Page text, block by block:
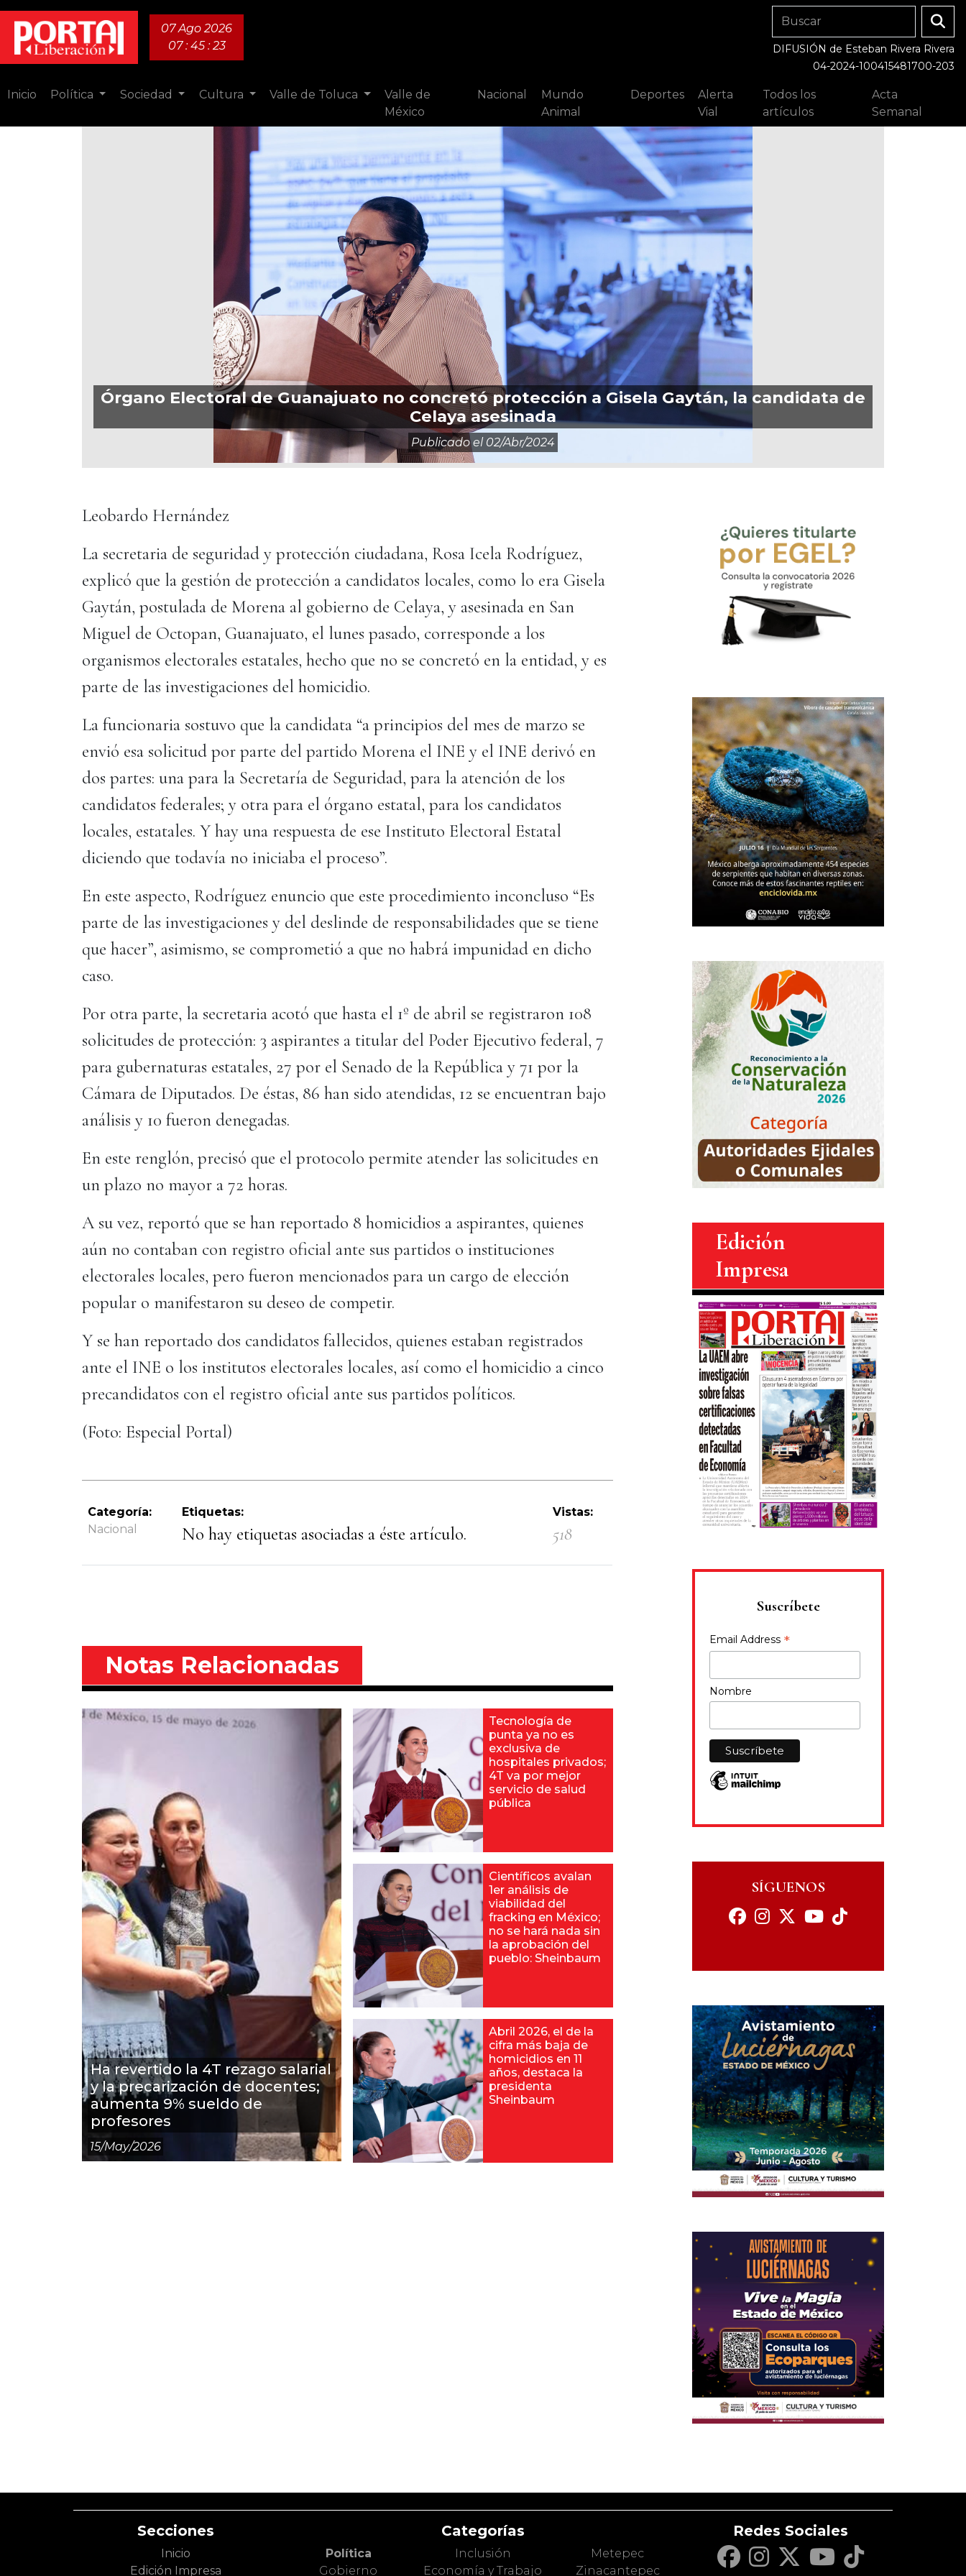
07 Ago 2026
07 : 45 : 24
DIFUSIÓN de Esteban Rivera Rivera
04-2024-100415481700-203
Inicio Política Sociedad Cultura Valle de Toluca
Valle de
México
Nacional
Mundo
Animal
Deportes
Alerta
Vial
Todos los
artículos
Acta
Semanal
Órgano Electoral de Guanajuato no concretó protección a Gisela Gaytán, la candidata de
Celaya asesinada
Publicado el 02/abr/2024
Leobardo Hernández
La secretaria de seguridad y protección ciudadana, Rosa Icela Rodríguez,
explicó que la gestión de protección a candidatos locales, como lo era Gisela
Gaytán, postulada de Morena al gobierno de Celaya, y asesinada en San
Miguel de Octopan, Guanajuato, el lunes pasado, corresponde a los
organismos electorales estatales, hecho que no se concretó en la entidad, y es
parte de las investigaciones del homicidio.
La funcionaria sostuvo que la candidata “a principios del mes de marzo se
envió esa solicitud por parte del partido Morena el INE y el INE derivó en
dos partes: una para la Secretaría de Seguridad, para la atención de los
candidatos federales; y otra para el órgano estatal, para los candidatos
locales, estatales. Y hay una respuesta de ese Instituto Electoral Estatal
diciendo que todavía no iniciaba el proceso”.
En este aspecto, Rodríguez enuncio que este procedimiento inconcluso “Es
parte de las investigaciones y del deslinde de responsabilidades que se tiene
que hacer”, asimismo, se comprometió a que no habrá impunidad en dicho
caso.
Por otra parte, la secretaria acotó que hasta el 1º de abril se registraron 108
solicitudes de protección: 3 aspirantes a titular del Poder Ejecutivo federal, 7
para gubernaturas estatales, 27 por el Senado de la República y 71 por la
Cámara de Diputados. De éstas, 86 han sido atendidas, 12 se encuentran bajo
análisis y 10 fueron denegadas.
En este renglón, precisó que el protocolo permite atender las solicitudes en
un plazo no mayor a 72 horas.
A su vez, reportó que se han reportado 8 homicidios a aspirantes, quienes
aún no contaban con registro oficial ante sus partidos o instituciones
electorales locales, pero fueron mencionados para un cargo de elección
popular o manifestaron su deseo de competir.
Y se han reportado dos candidatos fallecidos, quienes estaban registrados
ante el INE o los institutos electorales locales, así como el homicidio a cinco
precandidatos con el registro oficial ante sus partidos políticos.
(Foto: Especial Portal)
Categoría:
Nacional
Etiquetas:
No hay etiquetas asociadas a éste artículo.
Vistas:
518
Notas Relacionadas
Ha revertido la 4T rezago salarial
y la precarización de docentes;
aumenta 9% sueldo de
profesores
15/may/2026
Tecnología de
punta ya no es
exclusiva de
hospitales privados;
4T va por mejor
servicio de salud
pública
Científicos avalan
1er análisis de
viabilidad del
fracking en México;
no se hará nada sin
la aprobación del
pueblo: Sheinbaum
Abril 2026, el de la
cifra más baja de
homicidios en 11
años, destaca la
presidenta
Sheinbaum
Edición
Impresa
Suscríbete
Email Address *
Nombre
SÍGUENOS
Secciones
Inicio
Edición Impresa
Categorías
Política
Gobierno
Inclusión
Economía y Trabajo
Metepec
Zinacantepec
Redes Sociales